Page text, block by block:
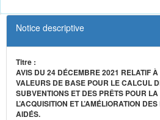
Notice descriptive
Titre :
AVIS DU 24 DÉCEMBRE 2021 RELATIF À
VALEURS DE BASE POUR LE CALCUL
SUBVENTIONS ET DES PRÊTS POUR
L’ACQUISITION ET L’AMÉLIORATION
AIDÉS.